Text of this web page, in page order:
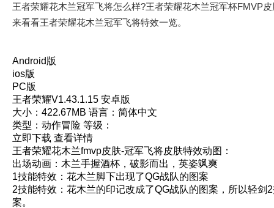
王者荣耀花木兰冠军飞将怎么样?王者荣耀花木兰冠军杯FMVP
来看看王者荣耀花木兰冠军飞将特效一览。
Android版
ios版
PC版
王者荣耀V1.43.1.15 安卓版
大小：422.67MB 语言：简体中文
类型：动作冒险 等级：
立即下载 查看详情
王者荣耀花木兰fmvp皮肤-冠军飞将皮肤特效动图：
出场动画：木兰手握酒杯，破影而出，英姿飒爽
1技能特效：花木兰脚下出现了QG战队的图案
2技能特效：花木兰的印记改成了QG战队的图案，所以轻剑
案。